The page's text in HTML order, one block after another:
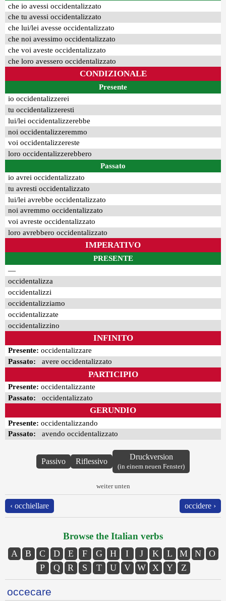
che io avessi occidentalizzato
che tu avessi occidentalizzato
che lui/lei avesse occidentalizzato
che noi avessimo occidentalizzato
che voi aveste occidentalizzato
che loro avessero occidentalizzato
CONDIZIONALE
Presente
io occidentalizzerei
tu occidentalizzeresti
lui/lei occidentalizzerebbe
noi occidentalizzeremmo
voi occidentalizzereste
loro occidentalizzerebbero
Passato
io avrei occidentalizzato
tu avresti occidentalizzato
lui/lei avrebbe occidentalizzato
noi avremmo occidentalizzato
voi avreste occidentalizzato
loro avrebbero occidentalizzato
IMPERATIVO
PRESENTE
—
occidentalizza
occidentalizzi
occidentalizziamo
occidentalizzate
occidentalizzino
INFINITO
Presente: occidentalizzare
Passato: avere occidentalizzato
PARTICIPIO
Presente: occidentalizzante
Passato: occidentalizzato
GERUNDIO
Presente: occidentalizzando
Passato: avendo occidentalizzato
Passivo Riflessivo
Druckversion
(in einem neuen Fenster)
weiter unten
‹ occhiellare occidere ›
Browse the Italian verbs
A B C D E F G H I J K L M N
O
P
Q R S T U V W X Y Z
occecare